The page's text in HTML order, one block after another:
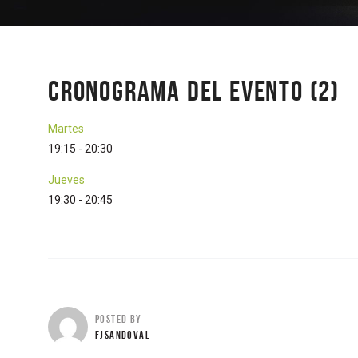
CRONOGRAMA DEL EVENTO (2)
Martes
19:15 - 20:30
Jueves
19:30 - 20:45
POSTED BY
FJSANDOVAL